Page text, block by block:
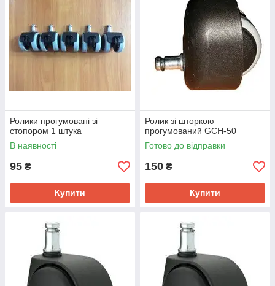
Ролики прогумовані зі
стопором 1 штука
В наявності
95 ₴
Купити
Ролик зі шторкою
прогумований GCH-50
Готово до відправки
150 ₴
Купити